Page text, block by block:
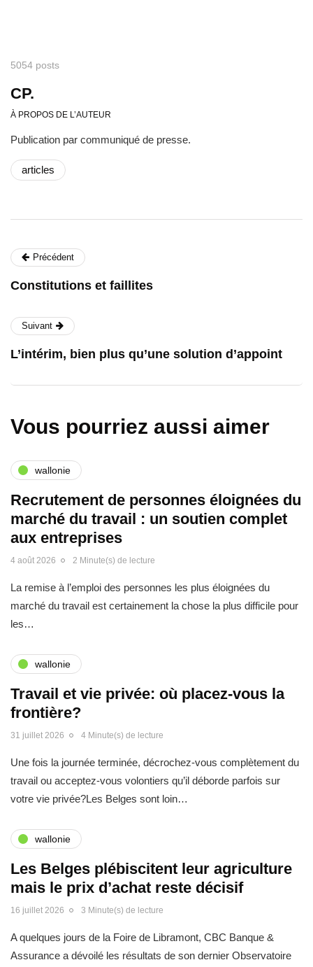
5054 posts
CP.
À PROPOS DE L’AUTEUR
Publication par communiqué de presse.
articles
Précédent
Constitutions et faillites
Suivant
L’intérim, bien plus qu’une solution d’appoint
Vous pourriez aussi aimer
wallonie
Recrutement de personnes éloignées du
marché du travail : un soutien complet
aux entreprises
4 août 2026 2 Minute(s) de lecture
La remise à l’emploi des personnes les plus éloignées du
marché du travail est certainement la chose la plus difficile pour
les…
wallonie
Travail et vie privée: où placez-vous la
frontière?
31 juillet 2026 4 Minute(s) de lecture
Une fois la journée terminée, décrochez-vous complètement du
travail ou acceptez-vous volontiers qu’il déborde parfois sur
votre vie privée?Les Belges sont loin…
wallonie
Les Belges plébiscitent leur agriculture
mais le prix d’achat reste décisif
16 juillet 2026 3 Minute(s) de lecture
A quelques jours de la Foire de Libramont, CBC Banque &
Assurance a dévoilé les résultats de son dernier Observatoire